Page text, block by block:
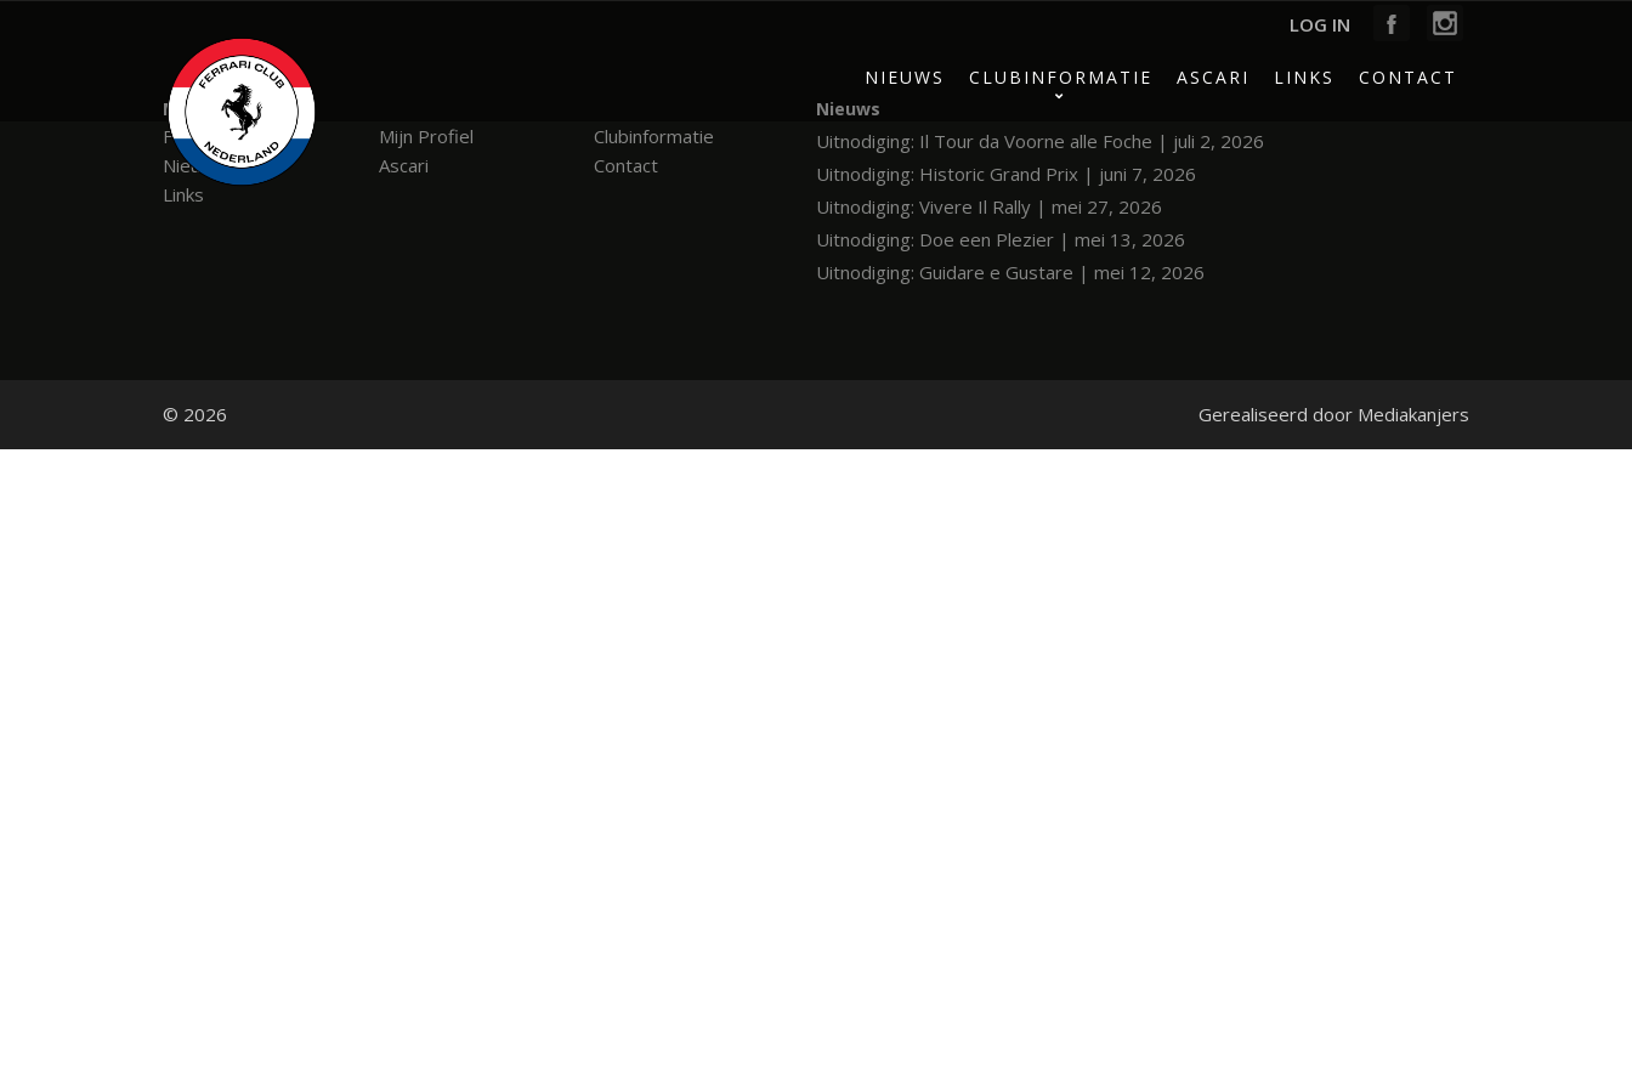
LOG IN
NIEUWS CLUBINFORMATIE ASCARI LINKS
CONTACT
Menu
FCN Mijn Profiel
Clubinformatie
Nieuws
Ascari
Contact
Links
Nieuws
Uitnodiging: Il Tour da Voorne alle Foche | juli 2, 2026
Uitnodiging: Historic Grand Prix | juni 7, 2026
Uitnodiging: Vivere Il Rally | mei 27, 2026
Uitnodiging: Doe een Plezier | mei 13, 2026
Uitnodiging: Guidare e Gustare | mei 12, 2026
© 2026 Gerealiseerd door Mediakanjers